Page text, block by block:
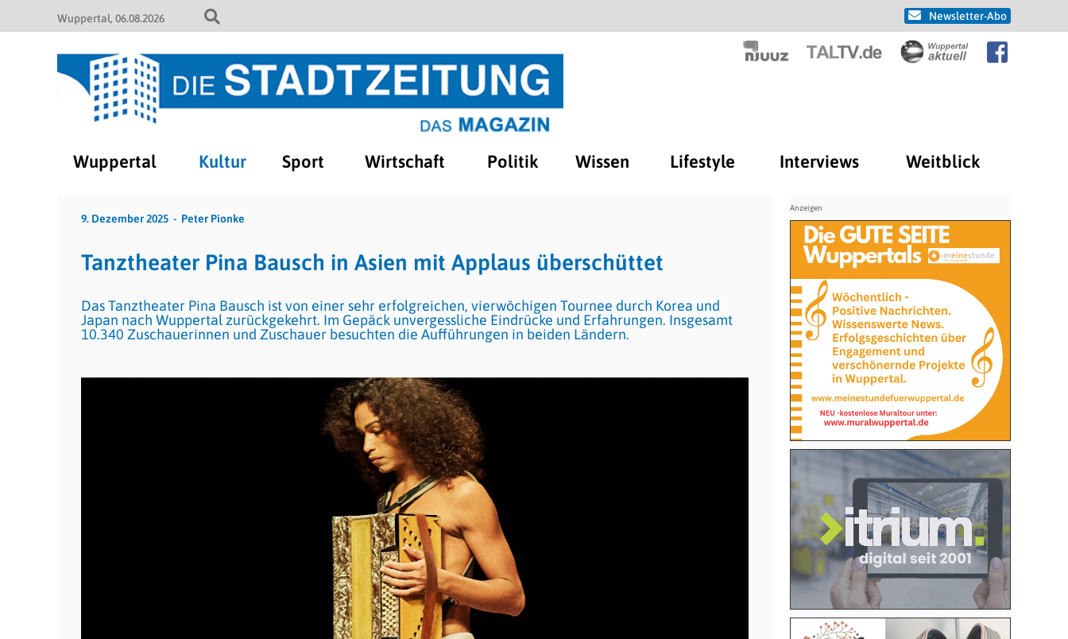
Wuppertal 06.08.2026 Newsletter-Abo
Wuppertal Kultur Sport Wirtschaft Politik Wissen Lifestyle Interviews Weitblick
9. Dezember 2025 Peter Pionke
Tanztheater Pina Bausch in Asien mit Applaus überschüttet
Das Tanztheater Pina Bausch ist von einer sehr erfolgreichen, vierwöchigen Tournee durch Korea und
Japan nach Wuppertal zurückgekehrt. Im Gepäck unvergessliche Eindrücke und Erfahrungen. Insgesamt
10.340 Zuschauerinnen und Zuschauer besuchten die Aufführungen in beiden Ländern.